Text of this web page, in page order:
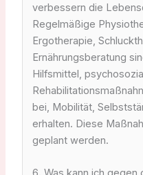
verbessern die
Regelmäßige
Ergotherapie,
Ernährungsberatung
Hilfsmittel,
bei, Mobilität,
erhalten. Diese
geplant werden.